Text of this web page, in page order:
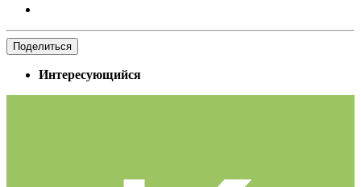
Поделиться
Интересующийся